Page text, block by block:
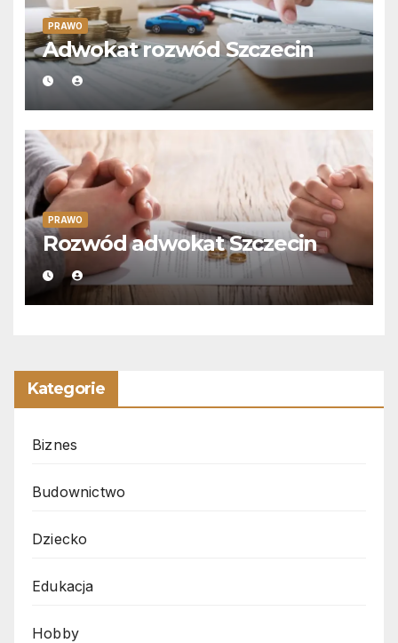
PRAWO
Adwokat rozwód Szczecin
PRAWO
Rozwód adwokat Szczecin
Kategorie
Biznes
Budownictwo
Dziecko
Edukacja
Hobby